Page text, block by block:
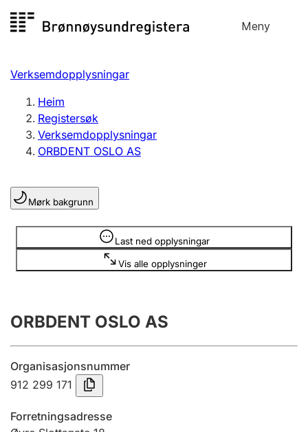
til
Meny
Registersøk
Aksjeselskap
Enkeltpersonføretak
Registrere, endre, slette
Lag og foreining
Registrere, endre, slette
Årsrekneskap
Innsending og forseinkingsgebyr
Tinglysing
Verksemdopplysningar
Heim
Registersøk
Verksemdopplysningar
ORBDENT OSLO AS
Mørk bakgrunn
Last ned opplysningar
Vis alle opplysninger
Opplysninger er skjult
ORBDENT OSLO AS
Organisasjonsnummer
912 299 171
Forretningsadresse